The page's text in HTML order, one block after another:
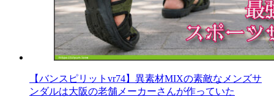
【バンスピリットvr74】異素材MIXの素敵なメンズサ
ンダルは大阪の老舗メーカーさんが作っていた